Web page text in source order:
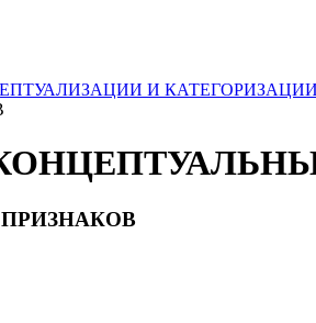
И